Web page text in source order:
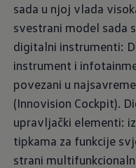
sada u njoj vlada
svestrani model sada
digitalni instrumenti:
instrument i
povezani u
(Innovision Cockpit).
upravljački elementi:
tipkama za funkcije
strani